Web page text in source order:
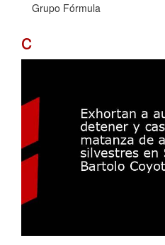
Grupo Fórmula
c